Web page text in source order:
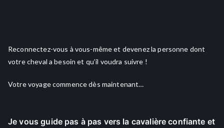
Reconnectez-vous à vous-même et devenez la personne dont
votre cheval a besoin et qu’il voudra suivre !
Votre voyage commence dès maintenant…
Je vous guide pas à pas vers la cavalière confiante et